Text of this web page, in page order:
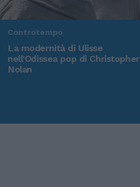
Controtempo
La modernità di Ulisse
nell'Odissea pop di Christopher
Nolan